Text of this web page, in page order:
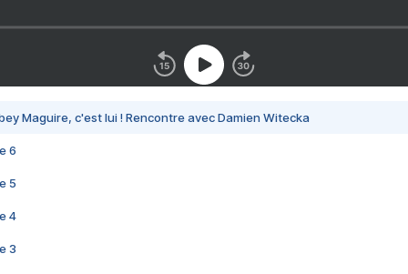
Maguire, c'est lui ! Rencontre avec Damien Witecka
6
5
4
3